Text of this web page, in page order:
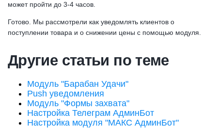
может пройти до 3-4 часов.
Готово. Мы рассмотрели как уведомлять клиентов о
поступлении товара и о снижении цены с помощью модуля.
Другие статьи по теме
Модуль "Барабан Удачи"
Push уведомления
Модуль "Формы захвата"
Настройка Телеграм АдминБот
Настройка модуля "МАКС АдминБот"